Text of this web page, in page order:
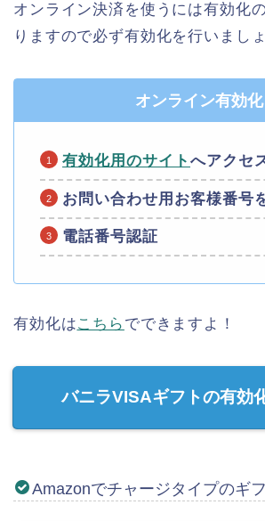
オンライン決済を使うには有効化
りますので必ず有効化を行いましょ
オンライン有効化
有効化用のサイト へアクセ
お問い合わせ用お客様番号
電話番号認証
有効化はこちら でできますよ！
バニラVISAギフトの有効
Amazonでチャージタイプのギ